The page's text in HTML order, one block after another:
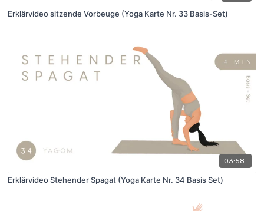
Erklärvideo sitzende Vorbeuge (Yoga Karte Nr. 33 Basis-Set)
03:58
Erklärvideo Stehender Spagat (Yoga Karte Nr. 34 Basis Set)